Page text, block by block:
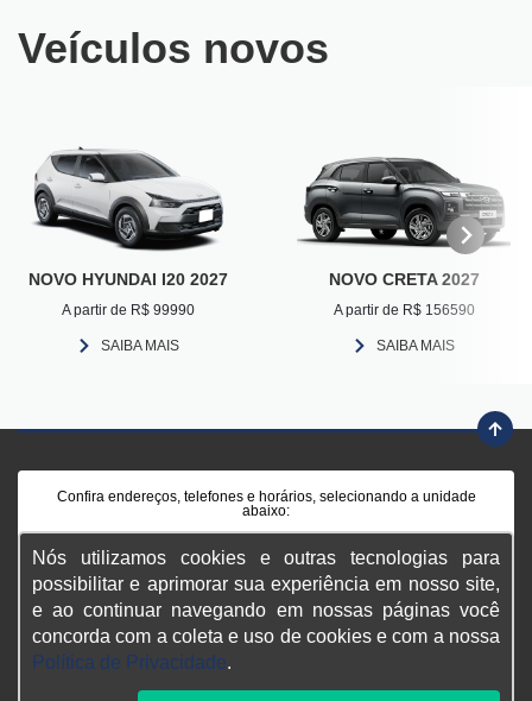
Veículos novos
NOVO HYUNDAI I20 2027
A partir de R$ 99990
SAIBA MAIS
NOVO CRETA 2027
A partir de R$ 156590
SAIBA MAIS
Confira endereços, telefones e horários, selecionando a unidade
abaixo:
Hyundai Duque de Caxias
Hyundai Campo Grande
Nós utilizamos cookies e outras tecnologias para
possibilitar e aprimorar sua experiência em nosso site,
e ao continuar navegando em nossas páginas você
concorda com a coleta e uso de cookies e com a nossa
Política de Privacidade.